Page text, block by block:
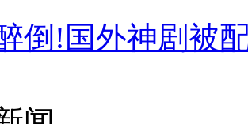
倒!国外神剧被